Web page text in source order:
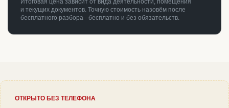
Итоговая цена зависит от вида деятельности, помещения
и текущих документов. Точную стоимость назовём после
бесплатного разбора - бесплатно и без обязательств.
ОТКРЫТО БЕЗ ТЕЛЕФОНА